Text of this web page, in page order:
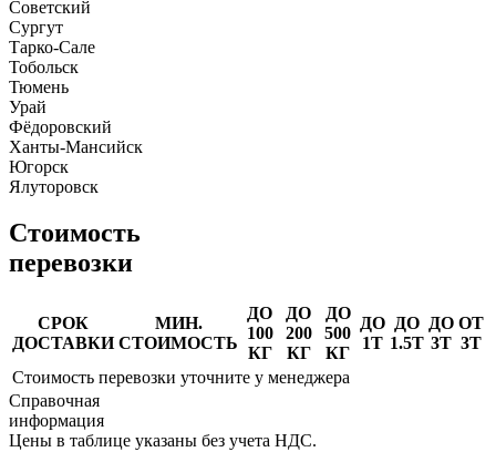
Советский
Сургут
Тарко-Сале
Тобольск
Тюмень
Урай
Фёдоровский
Ханты-Мансийск
Югорск
Ялуторовск
Стоимость
перевозки
СРОК
ДОСТАВКИ
МИН.
СТОИМОСТЬ
ДО
100
КГ
ДО
200
КГ
ДО
500
КГ
ДО
1Т
ДО
1.5Т
ДО
3Т
ОТ
3Т
Стоимость перевозки уточните у менеджера
Справочная
информация
Цены в таблице указаны без учета НДС.